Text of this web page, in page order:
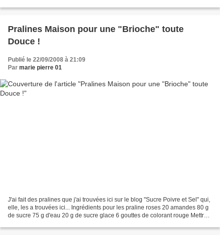
Pralines Maison pour une "Brioche" toute
Douce !
Publié le 22/09/2008 à 21:09
Par marie pierre 01
J'ai fait des pralines que j'ai trouvées ici sur le blog "Sucre Poivre et Sel" qui,
elle, les a trouvées ici... Ingrédients pour les praline roses 20 amandes 80 g
de sucre 75 g d'eau 20 g de sucre glace 6 gouttes de colorant rouge Mettre à